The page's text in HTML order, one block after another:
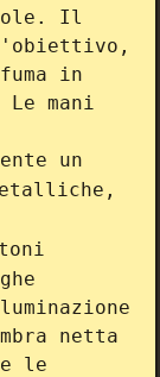
Il
in
mani
un
netta
le